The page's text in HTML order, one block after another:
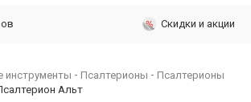
Скидки и акции
инструменты Псалтерионы
Псалтерионы
Альт